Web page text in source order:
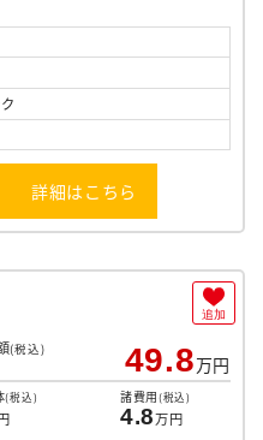
詳細はこちら
(税込) 49.8万円
(税込) 諸費用(税込)
4.8万円
追加